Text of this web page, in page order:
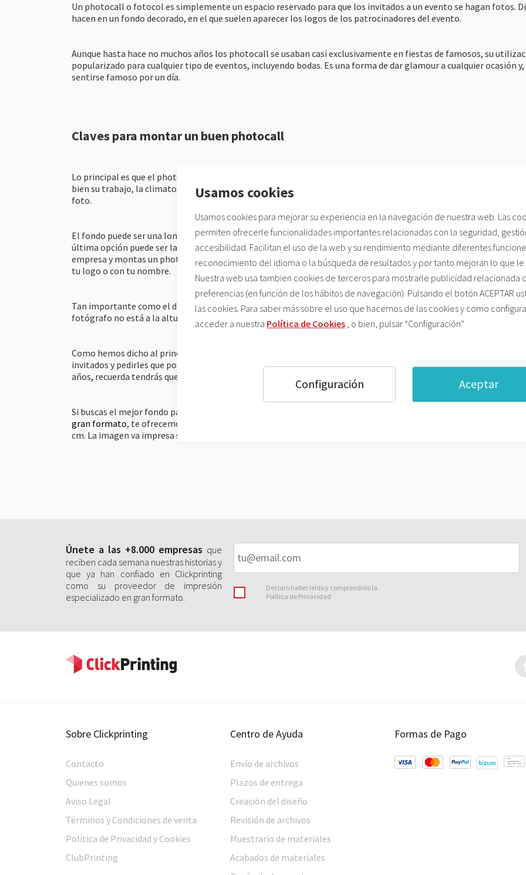
Un photocall o fotocol es simplemente un espacio reservado para que los invitados a un evento se hagan fotos.
hacen en un fondo decorado, en el que suelen aparecer los logos de los patrocinadores del evento.
Aunque hasta hace no muchos años los photocall se usaban casi exclusivamente en fiestas de famosos, su
popularizado para cualquier tipo de eventos, incluyendo bodas. Es una forma de dar glamour a cualquier ocasión y,
sentirse famoso por un día.
Claves para montar un buen photocall
Lo principal es que el photocall esté en la ubicación correcta. Por lo general basta un sitio dónde los fotógrafos
bien su trabajo, la climatología no sea un problema (viento, lluvia…) y no haya elementos indeseados que puedan
foto.
El fondo puede ser una lona, cartel o tela o tal vez el propio paisaje del lugar con algún elemento decorativo en
última opción puede ser la ideal en eventos que se realizan al aire libre, por ejemplo en una playa. Ya sabemos que
empresa y montas un photocall te interesa promocionar tu marca, pero eso no quiere decir que sobrecargues las
tu logo o con tu nombre.
Tan importante como el diseño del photocall es contar con un buen fotógrafo. Si tienes un photocall precioso
fotógrafo no está a la altura, el resultado de las fotografías será decepcionante.
Como hemos dicho al principio del post, no todo el mundo sabe lo que es un photocall, así que no te olvides de
invitados y pedirles que por favor se tomen unos minutos para pasar por él. Por cierto, si los participantes son
años, recuerda tendrás que obtener el consentimiento de los padres por su participación en el photocall.
Si buscas el mejor fondo para tu photocall, nuestros expositores publicitarios son tu solución. Como empresa de
gran formato, te ofrecemos el Photocall Textil Pop up 4x3. Se trata de una estructura de aluminio plegable de 300
cm. La imagen va impresa sobre poliéster confeccionado con velcro para su fácil sustitución.
Únete a las +8.000 empresas que
reciben cada semana nuestras historias y
que ya han confiado en Clickprinting
como su proveedor de impresión
especializado en gran formato.
Declaro haber leído y comprendido la
Política de Privacidad
Sobre Clickprinting
Contacto
Quienes somos
Aviso Legal
Términos y Condiciones de venta
Política de Privacidad y Cookies
ClubPrinting
Centro de Ayuda
Envío de archivos
Plazos de entrega
Creación del diseño
Revisión de archivos
Muestrario de materiales
Acabados de materiales
Formas de Pago
Usamos cookies
Usamos cookies para mejorar su experiencia en la navegación de nuestra web. Las
permiten ofrecerle funcionalidades importantes relacionadas con la seguridad,
accesibilidad. Facilitan el uso de la web y su rendimiento mediante diferentes
reconocimiento del idioma o la búsqueda de resultados y por tanto mejoran lo que le
Nuestra web usa tambien cookies de terceros para mostrarle publicidad relacionada
preferencias (en función de los hábitos de navegación). Pulsando el botón ACEPTAR
las cookies. Para saber más sobre el uso que hacemos de las cookies y como
acceder a nuestra Política de Cookies o bien, pulsar “Configuración”
Configuración Aceptar